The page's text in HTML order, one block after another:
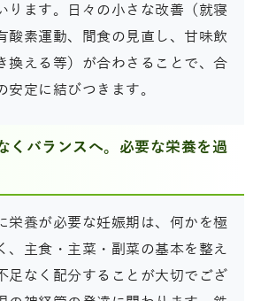
ります。日々の小さな改善（就寝
酸素運動、間食の見直し、甘味飲
換える等）が合わさることで、合
定に結びつきます。
くバランスへ。必要な栄養を過
栄養が必要な妊娠期は、何かを極
、主食・主菜・副菜の基本を整え
足なく配分することが大切でござ